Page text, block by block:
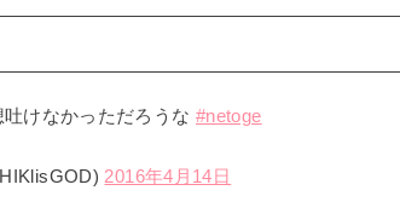
けなかっただろうな #netoge
2016年4月14日